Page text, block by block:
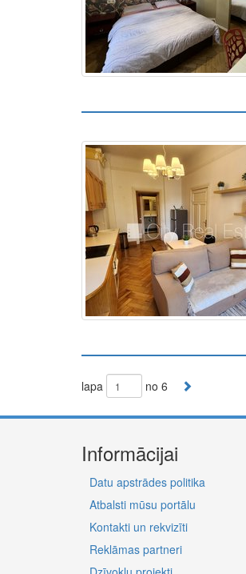
lapa no 6
Informācijai
Datu apstrādes politika
Atbalsti mūsu portālu
Kontakti un rekvizīti
Reklāmas partneri